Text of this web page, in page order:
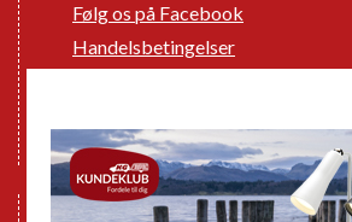
Følg os på Facebook
Handelsbetingelser
GPDR - Optagelse af foto og video
Nye Campingvogne